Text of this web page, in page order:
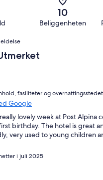
10
Beliggenheten
fasiliteter og
Google
lovely week at Post Alpina
birthday. The hotel is great
very used to young children
i juli 2025